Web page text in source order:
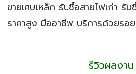
ขายเศษเหล็ก รับซื้อสายไฟเก่า รั
ราคาสูง มืออาชีพ บริการด้วยรอ
รีวิวผลงาน